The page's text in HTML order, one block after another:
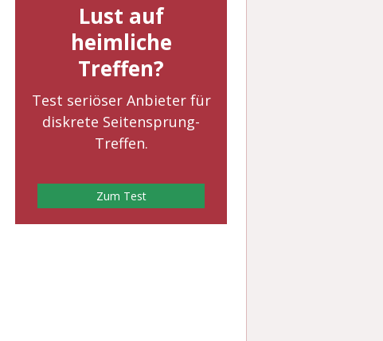
Lust auf
heimliche
Treffen?
Test seriöser Anbieter für
diskrete Seitensprung-
Treffen.
Zum Test